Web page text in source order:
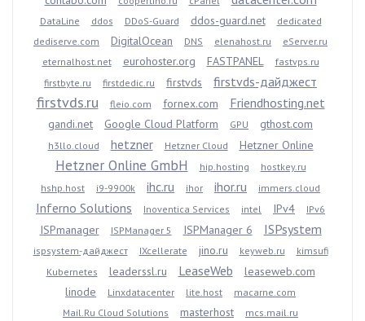
DataLine ddos DDoS-Guard ddos-guard.net
dedicated
dediserve.com
DigitalOcean DNS elenahost.ru
eServer.ru
eternalhost.net
eurohoster.org FASTPANEL
fastvps.ru
firstbyte.ru
firstdedic.ru firstvds firstvds-дайджест
firstvds.ru fleio.com fornex.com Friendhosting.net
gandi.net Google Cloud Platform GPU gthost.com
h3llo.cloud hetzner Hetzner Cloud Hetzner Online
Hetzner Online GmbH hip.hosting
hostkey.ru
hshp.host
i9-9900k ihc.ru ihor ihor.ru immers.cloud
Inferno Solutions Inoventica Services intel IPv4 IPv6
ISPmanager ISPManager 5 ISPManager 6 ISPsystem
ispsystem-дайджест IXcellerate jino.ru keyweb.ru
kimsufi
Kubernetes
leaderssl.ru LeaseWeb
leaseweb.com
linode
Linxdatacenter lite.host
macarne.com
Mail.Ru Cloud Solutions
masterhost
mcs.mail.ru